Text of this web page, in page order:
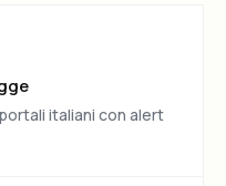
italiani con alert